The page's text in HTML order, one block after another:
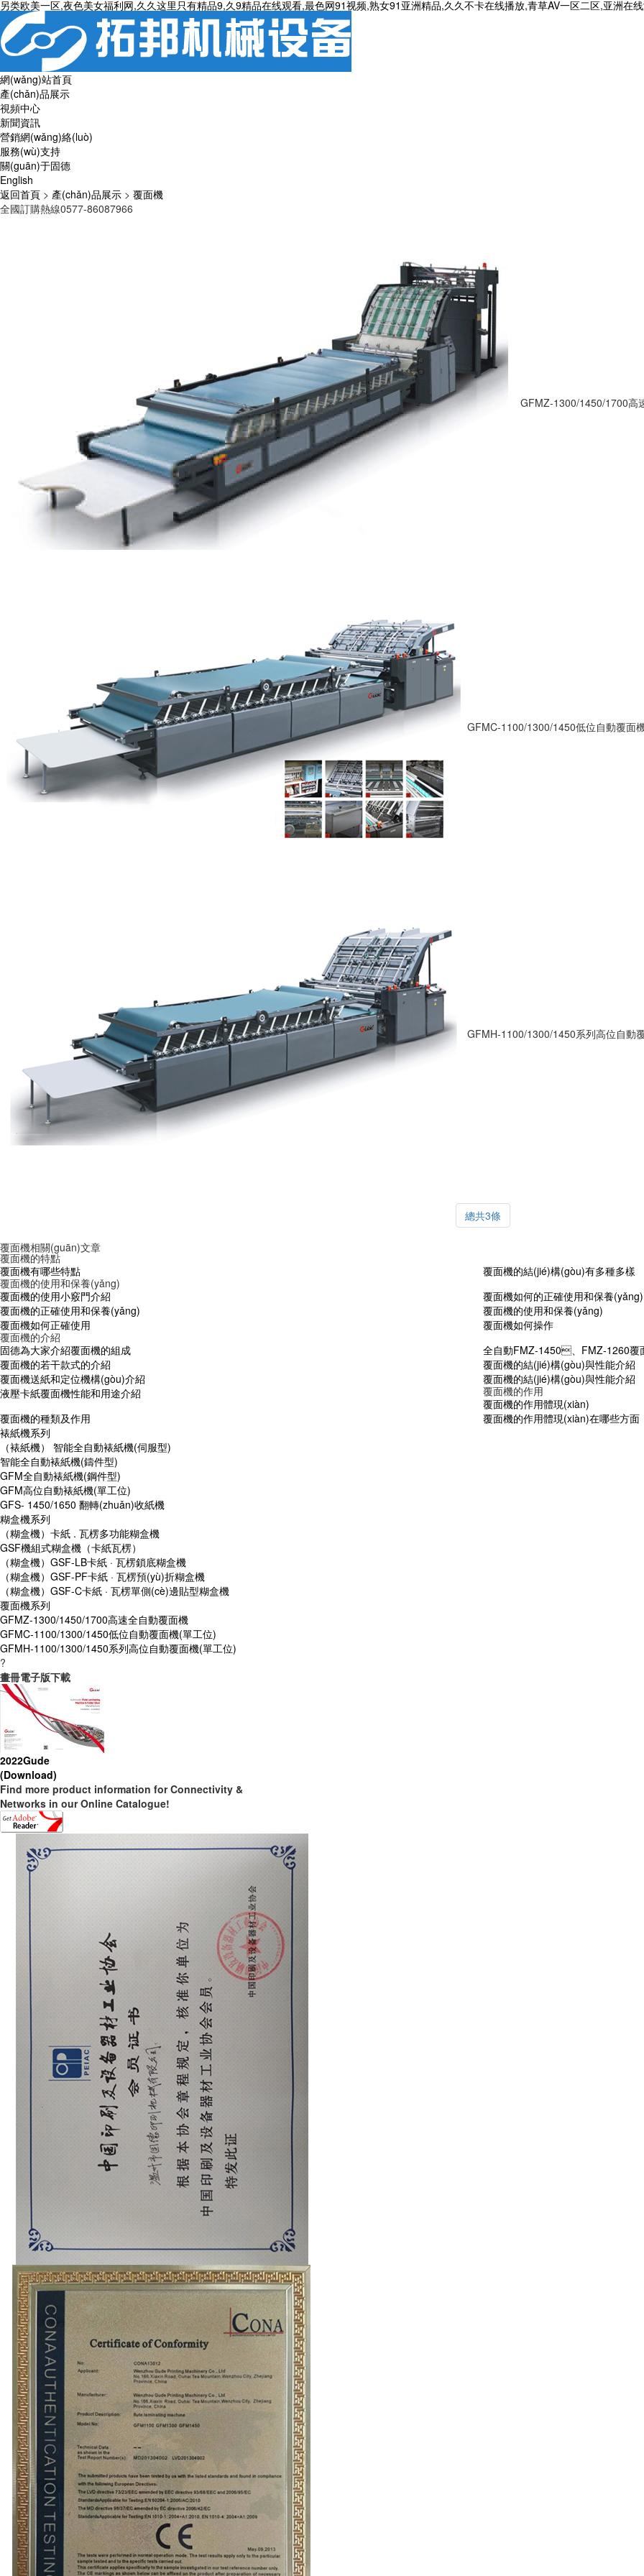
另类欧美一区,夜色美女福利网,久久这里只有精品9,久9精品在线观看,最色网91视频,熟女91亚洲精品,久久不卡在线播放,青草AV一区二区,亚洲在
網(wǎng)站首頁
產(chǎn)品展示
視頻中心
新聞資訊
營銷網(wǎng)絡(luò)
服務(wù)支持
關(guān)于固德
English
返回首頁 > 產(chǎn)品展示 > 覆面機
全國訂購熱線0577-86087966
GFMZ-1300/1450/1700高
GFMC-1100/1300/1450低位自動覆面
GFMH-1100/1300/1450系列高位自動
總共3條
覆面機相關(guān)文章
覆面機的特點
覆面機有哪些特點
覆面機的結(jié)構(gòu)有多種多樣
覆面機的使用和保養(yǎng)
覆面機的使用小竅門介紹
覆面機如何的正確使用和保養(yǎng)
覆面機的正確使用和保養(yǎng)
覆面機的使用和保養(yǎng)
覆面機如何正確使用
覆面機如何操作
覆面機的介紹
固德為大家介紹覆面機的組成
全自動FMZ-1450、FMZ-1260覆
覆面機的若干款式的介紹
覆面機的結(jié)構(gòu)與性能介紹
覆面機送紙和定位機構(gòu)介紹
覆面機的結(jié)構(gòu)與性能介紹
液壓卡紙覆面機性能和用途介紹
覆面機的作用
覆面機的作用體現(xiàn)
覆面機的種類及作用
覆面機的作用體現(xiàn)在哪些方面
裱紙機系列
（裱紙機） 智能全自動裱紙機(伺服型)
智能全自動裱紙機(鑄件型)
GFM全自動裱紙機(鋼件型)
GFM高位自動裱紙機(單工位)
GFS- 1450/1650 翻轉(zhuǎn)收紙機
糊盒機系列
（糊盒機）卡紙 . 瓦楞多功能糊盒機
GSF機組式糊盒機（卡紙瓦楞）
（糊盒機）GSF-LB卡紙 · 瓦楞鎖底糊盒機
（糊盒機）GSF-PF卡紙 · 瓦楞預(yù)折糊盒機
（糊盒機）GSF-C卡紙 · 瓦楞單側(cè)邊貼型糊盒機
覆面機系列
GFMZ-1300/1450/1700高速全自動覆面機
GFMC-1100/1300/1450低位自動覆面機(單工位)
GFMH-1100/1300/1450系列高位自動覆面機(單工位)
?
畫冊電子版下載
2022Gude
(Download)
Find more product information for Connectivity &
Networks in our Online Catalogue!